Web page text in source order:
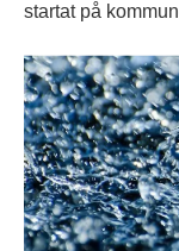
startat på